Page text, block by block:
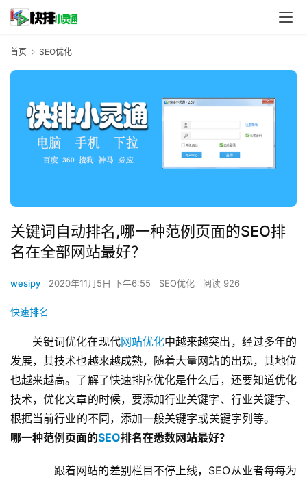
首页 SEO优化
关键词自动排名,哪一种范例页面的SEO排
名在全部网站最好？
wesipy 2020年11月5日 下午6:55 SEO优化 阅读 926
快速排名
关键词优化在现代网站优化中越来越突出，经过多年的
发展，其技术也越来越成熟，随着大量网站的出现，其地位
也越来越高。了解了快速排序优化是什么后，还要知道优化
技术，优化文章的时候，要添加行业关键字、行业关键字、
根据当前行业的不同，添加一般关键字或关键字列等。
哪一种范例页面的SEO排名在悉数网站最好？
跟着网站的差别栏目不停上线，SEO从业者每每为